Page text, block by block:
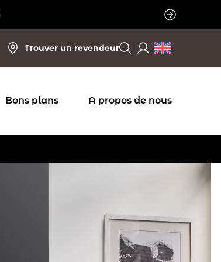
Trouver un revendeur
Bons plans A propos de nous